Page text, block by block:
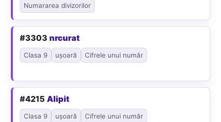
Numararea divizorilor
#3303nrcurat
Clasa 9 ușoară Cifrele unui număr
#4215Alipit
Clasa 9 ușoară Cifrele unui număr